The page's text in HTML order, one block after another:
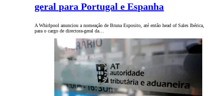
geral para Portugal e Espanha
A Whirlpool anunciou a nomeação de Bruna Esposito, até então head of Sales Ibérica,
para o cargo de directora-geral da…